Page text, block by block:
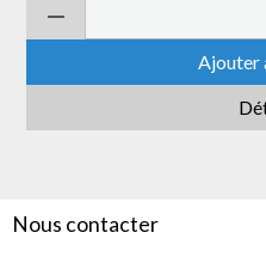
Ajouter
Nous contacter